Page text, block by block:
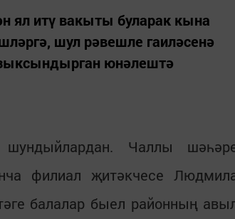
ял итү вакыты буларак кына
шул рәвешле гаиләсенә
юнәлештә
Чаллы
филиал җитәкчесе
балалар быел районның